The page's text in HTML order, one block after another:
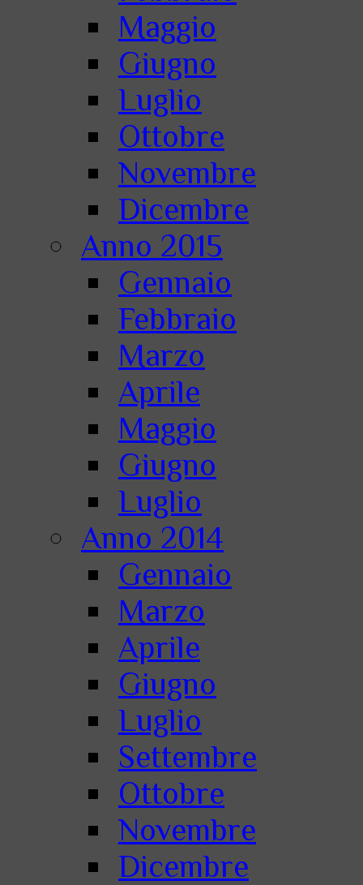
Maggio
Giugno
Luglio
Ottobre
Novembre
Dicembre
Anno 2015
Gennaio
Febbraio
Marzo
Aprile
Maggio
Giugno
Luglio
Anno 2014
Gennaio
Marzo
Aprile
Giugno
Luglio
Settembre
Ottobre
Novembre
Dicembre